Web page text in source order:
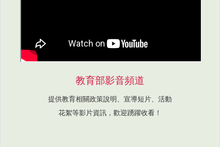
教育部影音頻道
提供教育相關政策說明、宣導短片、活動
花絮等影片資訊，歡迎踴躍收看！